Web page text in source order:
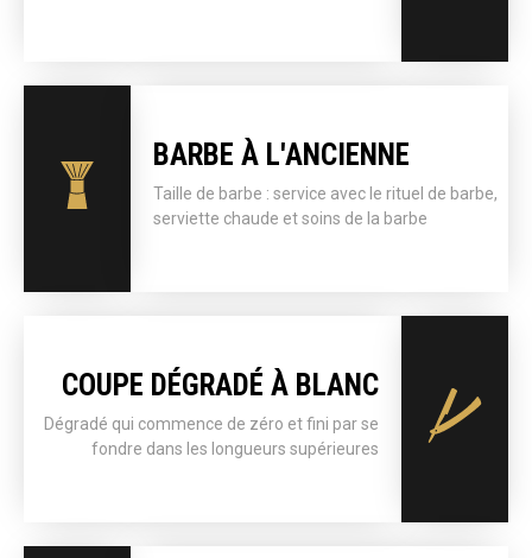
BARBE À L'ANCIENNE
Taille de barbe : service avec le rituel de barbe,
serviette chaude et soins de la barbe
COUPE DÉGRADÉ À BLANC
Dégradé qui commence de zéro et fini par se
fondre dans les longueurs supérieures